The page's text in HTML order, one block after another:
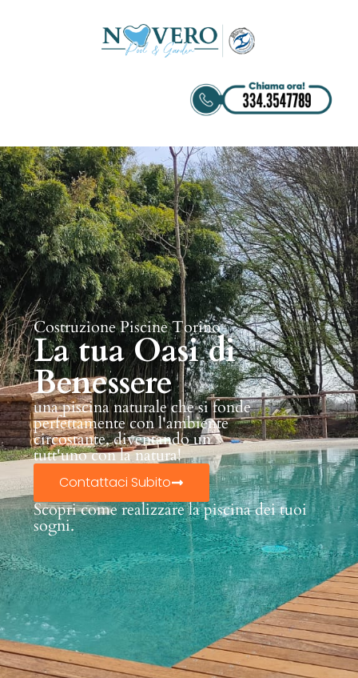
Costruzione Piscine Torino
La tua Oasi di
Benessere
una piscina naturale che si fonde
perfettamente con l'ambiente
circostante, diventando un
tutt'uno con la natura!
Contattaci Subito
Scopri come realizzare la piscina dei tuoi
sogni.